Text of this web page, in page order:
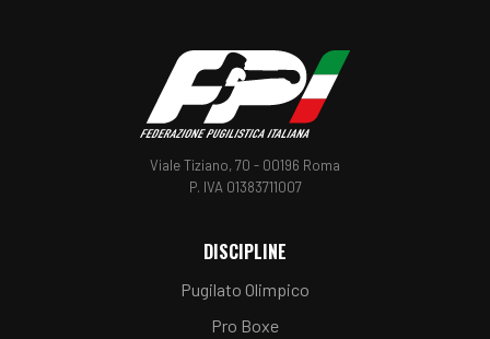
Viale Tiziano, 70 - 00196 Roma
P. IVA 01383711007
DISCIPLINE
Pugilato Olimpico
Pro Boxe